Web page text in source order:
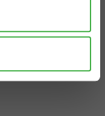
| 8 arbetsdagar
från: 500 st